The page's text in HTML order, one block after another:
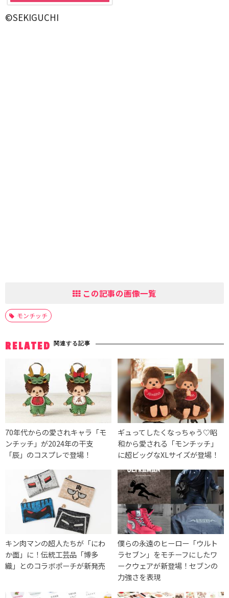
©SEKIGUCHI
この記事の画像一覧
モンチッチ
RELATED 関連する記事
70年代からの愛されキャラ「モ
ンチッチ」が2024年の干支
「辰」のコスプレで登場！
ギュってしたくなっちゃう♡昭
和から愛される「モンチッチ」
に超ビッグなXLサイズが登場！
キン肉マンの超人たちが「にわ
か面」に！伝統工芸品「博多
織」とのコラボポーチが新発売
僕らの永遠のヒーロー「ウルト
ラセブン」をモチーフにしたワ
ークウェアが新登場！セブンの
力強さを表現